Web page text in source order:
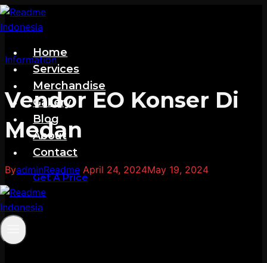
Skip
to
Home
Services
Merchandise
Gallery
Blog
About
Contact
Get A Price
Information
Vendor EO Konser Di
Medan
ByadminReadme April 24, 2024May 19, 2024